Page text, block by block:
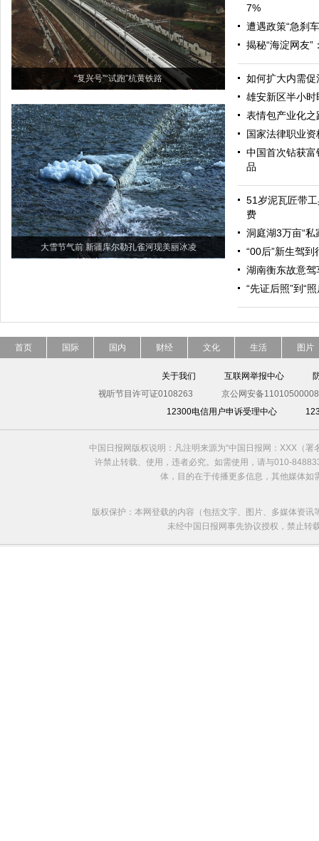
“复兴号”“试跑”杭黄铁路
大雪节气前 新疆库尔勒孔雀河现美丽冰凌
7%
遭遇政策“急刹
揭秘“海淀网友
如何扩大内需促
雄安新区半小
表情包产业化
国家法律职业
中国首次钻获
品
51岁泥瓦匠带
费
洞庭湖3万亩“私
“00后”新生驾到
湖南衡东故意
“先证后照”到“
首页 国际 国内 财经 文化 生活 图片
关于我们 互联网举报中心
视听节目许可证0108263
京公网安备
12300电信用户申诉受理中心
中国日报网版权说明：凡注明来源为“中国日报网：XXX（
许禁止转载、使用，违者必究。如需使用，请与010-
体，目的在于传播更多信息，其他媒体
版权保护：本网登载的内容（包括文字、图片、多媒体资
未经中国日报网事先协议授权，禁止转